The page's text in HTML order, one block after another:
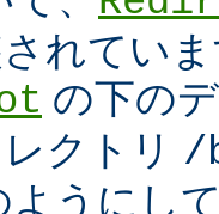
れてい
の下の
クトリ /
ようにし